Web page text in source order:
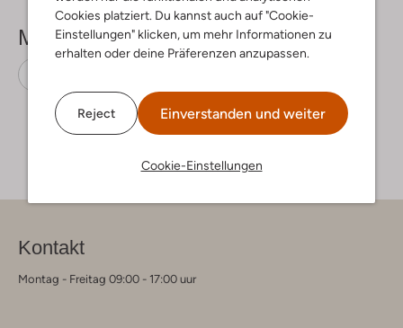
Cookies platziert. Du kannst auch auf "Cookie-
Einstellungen" klicken, um mehr Informationen zu
erhalten oder deine Präferenzen anzupassen.
Reject Einverstanden und weiter
Cookie-Einstellungen
Mehr sehen
Kontakt
Montag - Freitag 09:00 - 17:00 uur